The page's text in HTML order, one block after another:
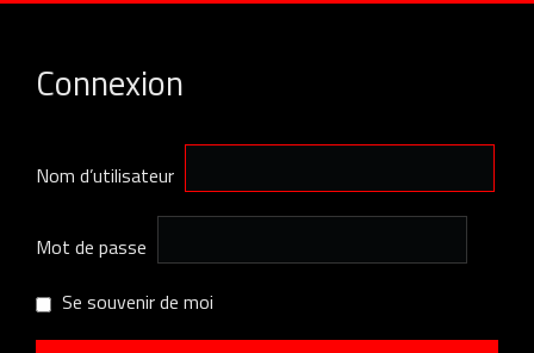
Connexion
Nom d’utilisateur
Mot de passe
Se souvenir de moi